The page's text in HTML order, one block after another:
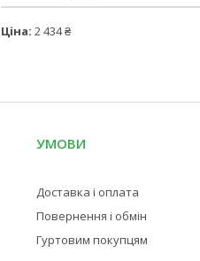
Ціна: 2 434 ₴
УМОВИ
Доставка і оплата
Повернення і обмін
Гуртовим покупцям